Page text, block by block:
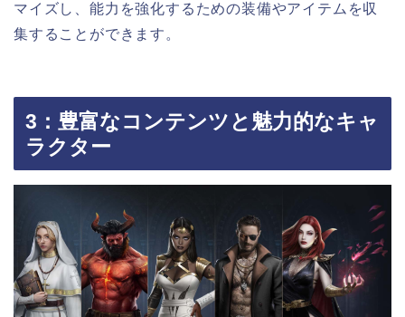
マイズし、能力を強化するための装備やアイテムを収
集することができます。
3：豊富なコンテンツと魅力的なキャ
ラクター